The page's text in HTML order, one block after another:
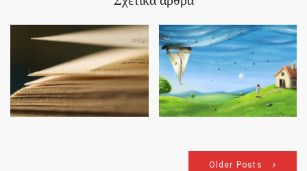
Older Posts